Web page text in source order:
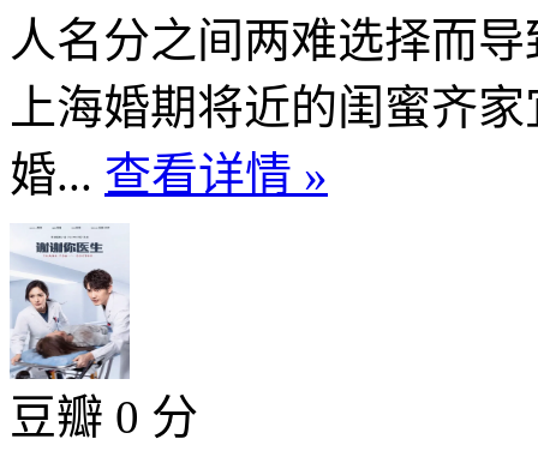
人名分之间两难选择而
上海婚期将近的闺蜜齐
婚... 查看详情 »
豆瓣 0 分